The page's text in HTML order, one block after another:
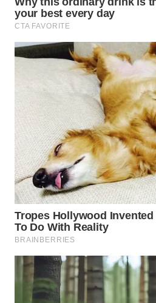
WN
PURWAKARTA
PRIANGAN
WN
SEMARANG
WN
SOLO
WN
BOROBUDUR
MADURA